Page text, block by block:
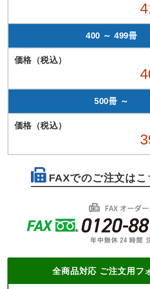
400 ～ 499冊
500冊 ～
FAXでのご注文はこ
全商品対応 ご注文用フ